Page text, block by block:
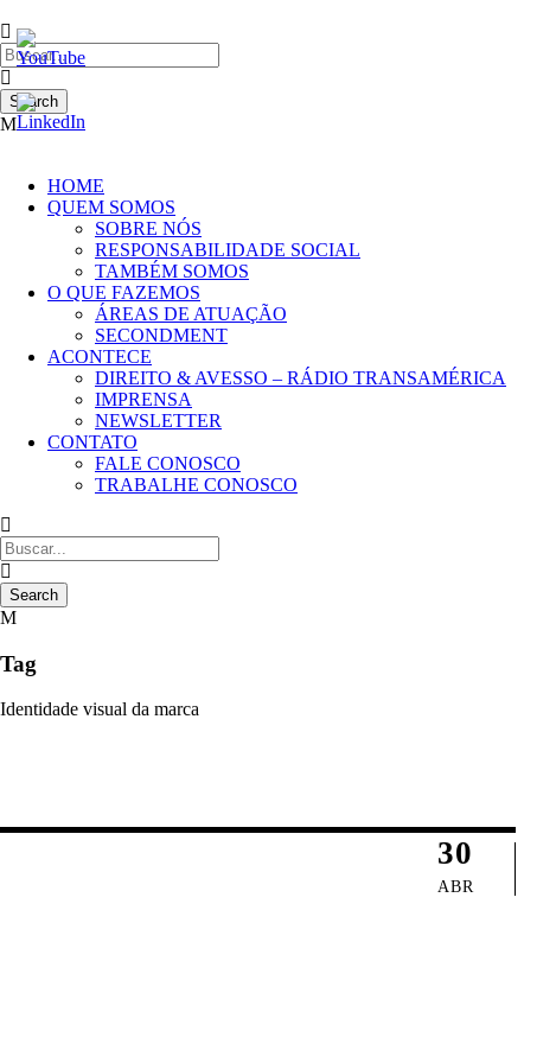
HOME
QUEM SOMOS
SOBRE NÓS
RESPONSABILIDADE SOCIAL
TAMBÉM SOMOS
O QUE FAZEMOS
ÁREAS DE ATUAÇÃO
SECONDMENT
ACONTECE
DIREITO & AVESSO – RÁDIO TRANSAMÉRICA
IMPRENSA
NEWSLETTER
CONTATO
FALE CONOSCO
TRABALHE CONOSCO
Tag
Identidade visual da marca
30
ABR